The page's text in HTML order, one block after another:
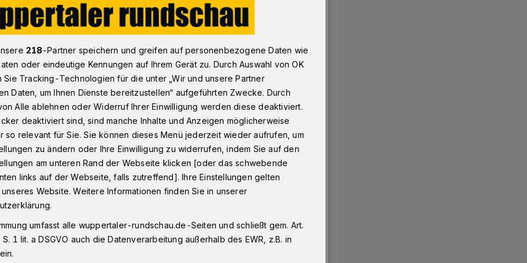
und FDP: „Mindestens 1.000 Wohneinheiten im Jahr“
im Jahr“
der SPD und der FDP wollen die
ankurbeln. Sie haben deshalb
in die Gremien eingebracht.
218-Partner speichern und greifen auf personenbezogene Daten wie
oder eindeutige Kennungen auf Ihrem Gerät zu. Durch Auswahl von OK
Sie Tracking-Technologien für die unter „Wir und unsere Partner
Daten, um Ihnen Dienste bereitzustellen“ aufgeführten Zwecke. Durch
Alle ablehnen oder Widerruf Ihrer Einwilligung werden diese deaktiviert.
deaktiviert sind, sind manche Inhalte und Anzeigen möglicherweise
so relevant für Sie. Sie können dieses Menü jederzeit wieder aufrufen, um
zu ändern oder Ihre Einwilligung zu widerrufen, indem Sie auf den
am unteren Rand der Webseite klicken [oder das schwebende
links auf der Webseite, falls zutreffend]. Ihre Einstellungen gelten
Website. Weitere Informationen finden Sie in unserer
umfasst alle wuppertaler-rundschau.de-Seiten und schließt gem. Art.
1 lit. a DSGVO auch die Datenverarbeitung außerhalb des EWR, z.B. in